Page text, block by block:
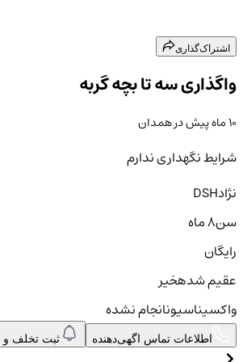
اشتراک‌گذاری
واگذاری سه تا بچه گربه
۱۰ ماه پیش درهمدان
شرایط نگهداری ندارم
نژادDSH
سن۸ ماه
رایگان
عقیم شدهخیر
واکسیناسیونانجام نشده
اطلاعات تماس اگهی‌دهنده ثبت تخلف و